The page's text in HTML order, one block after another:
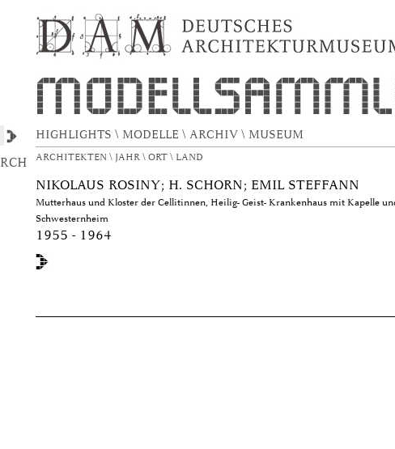
HIGHLIGHTS \ MODELLE \ ARCHIV \ MUSEUM
ARCHITEKTEN \ JAHR \ ORT \ LAND
NIKOLAUS ROSINY; H. SCHORN; EMIL STEFFANN
Mutterhaus und Kloster der Cellitinnen, Heilig- Geist- Krankenhaus mit Kapelle
Schwesternheim
1955 - 1964